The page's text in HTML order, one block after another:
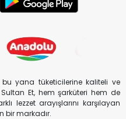
yana tüketicilerine kaliteli ve
Et, hem şarküteri hem de
lezzet arayışlarını karşılayan
bir markadır.